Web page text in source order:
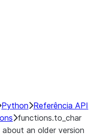
Python Referência API
functions.to_char
an older version